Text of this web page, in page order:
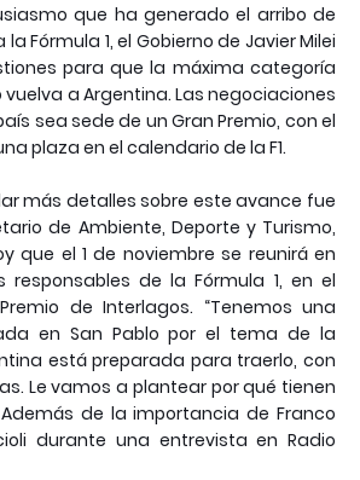
que ha generado el arribo de
Fórmula 1, el Gobierno de Javier Milei
para que la máxima categoría
a Argentina. Las negociaciones
sea sede de un Gran Premio, con el
plaza en el calendario de la F1.
más detalles sobre este avance fue
de Ambiente, Deporte y Turismo,
que el 1 de noviembre se reunirá en
responsables de la Fórmula 1, en el
de Interlagos. “Tenemos una
en San Pablo por el tema de la
está preparada para traerlo, con
Le vamos a plantear por qué tienen
de la importancia de Franco
durante una entrevista en Radio